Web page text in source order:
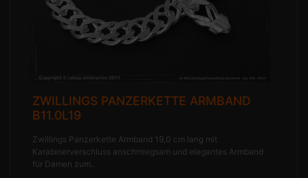
ZWILLINGS PANZERKETTE ARMBAND
B11.0L19
Zwillings Panzerkette Armband 19,0 cm lang mit
Karabinerverschluss anschmiegsam und elegantes Armband
für Damen zum..